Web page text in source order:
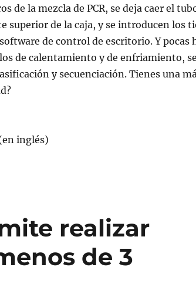
de la mezcla de PCR, se deja caer el
superior de la caja, y se introducen los
de control de escritorio. Y pocas
de calentamiento y de enfriamiento,
y secuenciación. Tienes una
inglés)
realizar
de 3